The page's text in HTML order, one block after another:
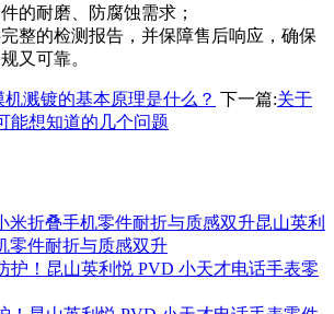
的耐磨、防腐蚀需求；
整的检测报告，并保障售后响应，确保
又可靠。
机溅镀的基本原理是什么？ 下一篇:关于
能想知道的几个问题
昆山英利
零件耐折与质感双升